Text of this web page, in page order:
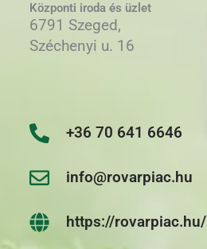
Központi iroda és üzlet
6791 Szeged,
Széchenyi u. 16
+36 70 641 6646
info@rovarpiac.hu
https://rovarpiac.hu/